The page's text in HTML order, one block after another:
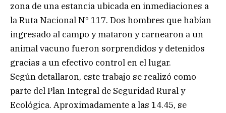
zona de una estancia ubicada en inmediaciones a
la Ruta Nacional Nº 117. Dos hombres que habían
ingresado al campo y mataron y carnearon a un
animal vacuno fueron sorprendidos y detenidos
gracias a un efectivo control en el lugar.
Según detallaron, este trabajo se realizó como
parte del Plan Integral de Seguridad Rural y
Ecológica. Aproximadamente a las 14.45, se